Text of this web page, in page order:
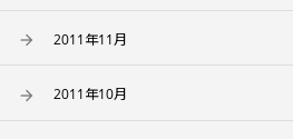
2011年11月
2011年10月